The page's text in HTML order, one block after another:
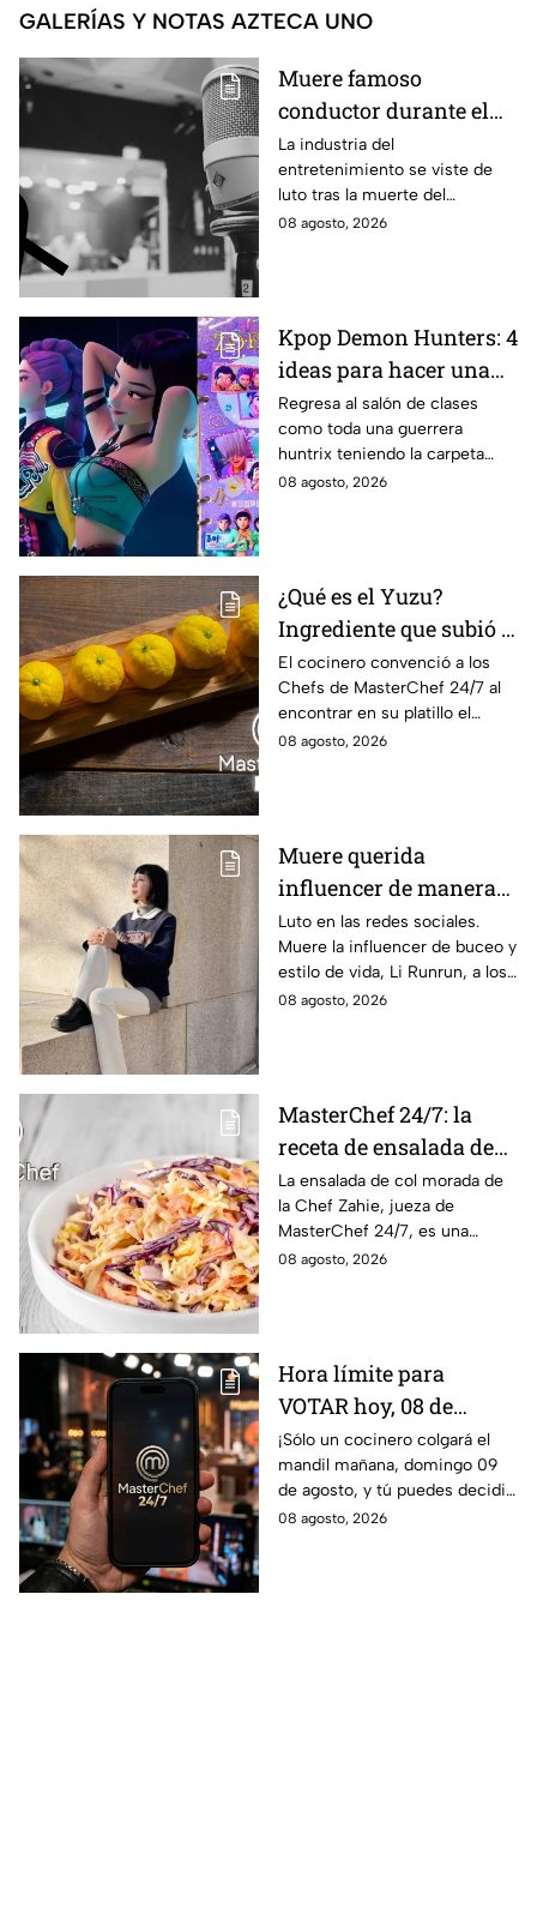
GALERÍAS Y NOTAS AZTECA UNO
Muere famoso
conductor durante el
estreno de su programa
en vivo; así fueron sus
últimos momentos al
aire
La industria del
entretenimiento se viste de
luto tras la muerte del
conductor Pablo Balario, quien
08 agosto, 2026
Kpop Demon Hunters: 4
ideas para hacer una
carpeta escolar este
regreso a clases 2026,
inspiradas en Rumi,
Zoey y Mira
Regresa al salón de clases
como toda una guerrera
huntrix teniendo la carpeta
más original para anotar todos
08 agosto, 2026
¿Qué es el Yuzu?
Ingrediente que subió a
Lancer al balcón de
MasterChef 24/7 este
"Viernes de salvación"
El cocinero convenció a los
Chefs de MasterChef 24/7 al
encontrar en su platillo el
balance perfecto.
08 agosto, 2026
Muere querida
influencer de manera
repentina; su madre
compartió la noticia
con desgarrador
mensaje
Luto en las redes sociales.
Muere la influencer de buceo y
estilo de vida, Li Runrun, a los
36 años, de manera
08 agosto, 2026
MasterChef 24/7: la
receta de ensalada de
col morada de la Chef
Zahie, deliciosa y en
minutos
La ensalada de col morada de
la Chef Zahie, jueza de
MasterChef 24/7, es una
guarnición fresca, colorida y
08 agosto, 2026
Hora límite para
VOTAR hoy, 08 de
agosto, y salvar a tu
cocinero favorito de
MasterChef 24/7
¡Sólo un cocinero colgará el
mandil mañana, domingo 09
de agosto, y tú puedes decidir
quién continúa en la
08 agosto, 2026